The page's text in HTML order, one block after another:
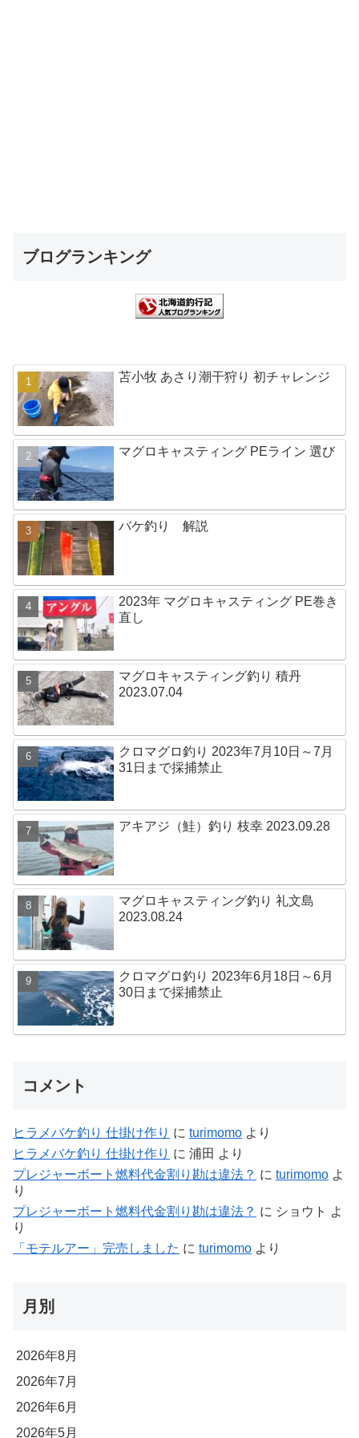
ブログランキング
苫小牧 あさり潮干狩り 初チャレンジ
マグロキャスティング PEライン 選び
バケ釣り 解説
2023年 マグロキャスティング PE巻き
直し
マグロキャスティング釣り 積丹
2023.07.04
クロマグロ釣り 2023年7月10日～7月
31日まで採捕禁止
アキアジ（鮭）釣り 枝幸 2023.09.28
マグロキャスティング釣り 礼文島
2023.08.24
クロマグロ釣り 2023年6月18日～6月
30日まで採捕禁止
コメント
ヒラメバケ釣り 仕掛け作り に turimomo より
ヒラメバケ釣り 仕掛け作り に 浦田 より
プレジャーボート燃料代金割り勘は違法？ に turimomo よ
り
プレジャーボート燃料代金割り勘は違法？ に ショウト よ
り
「モテルアー」完売しました に turimomo より
月別
2026年8月
2026年7月
2026年6月
2026年5月